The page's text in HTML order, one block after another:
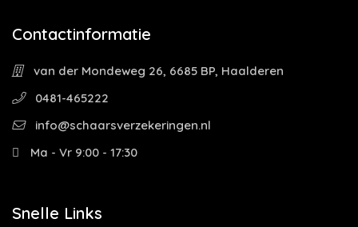
Contactinformatie
van der Mondeweg 26, 6685 BP, Haalderen
0481-465222
info@schaarsverzekeringen.nl
Ma - Vr 9:00 - 17:30
Snelle Links